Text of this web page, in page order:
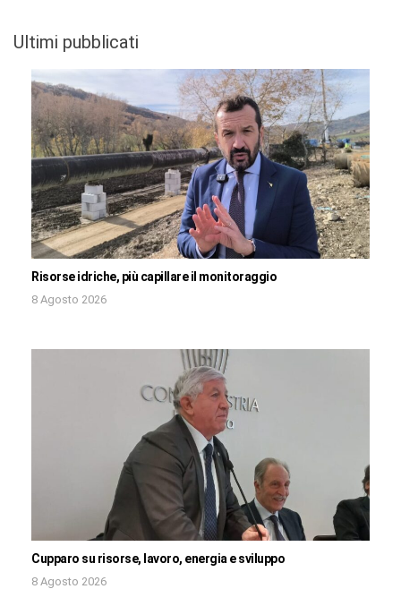
Ultimi pubblicati
Risorse idriche, più capillare il monitoraggio
8 Agosto 2026
Cupparo su risorse, lavoro, energia e sviluppo
8 Agosto 2026